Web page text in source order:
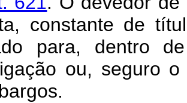
constante de
para, dentro
ou, seguro